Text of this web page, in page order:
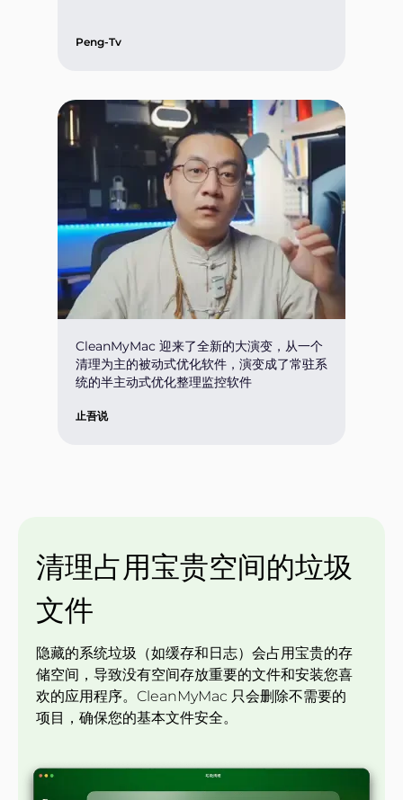
Peng-Tv
CleanMyMac 迎来了全新的大演变，从一个
清理为主的被动式优化软件，演变成了常驻系
统的半主动式优化整理监控软件
止吾说
清理占用宝贵空间的垃圾
文件
隐藏的系统垃圾（如缓存和日志）会占用宝贵的存
储空间，导致没有空间存放重要的文件和安装您喜
欢的应用程序。CleanMyMac 只会删除不需要的
项目，确保您的基本文件安全。